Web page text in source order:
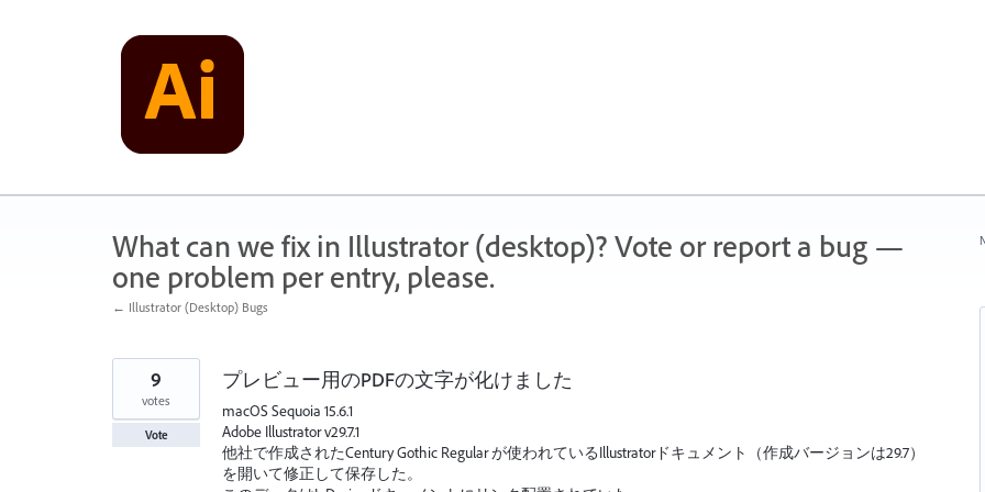
What can we fix in Illustrator (desktop)? Vote or report a bug —
one problem per entry, please.
← Illustrator (Desktop) Bugs
プレビュー用のPDFの文字が化けました
macOS Sequoia 15.6.1
Adobe Illustrator v29.7.1
他社で作成されたCentury Gothic Regular が使われているIllustratorドキュメント（作成バージョンは29.7）
を開いて修正して保存した。
9
votes
Vote